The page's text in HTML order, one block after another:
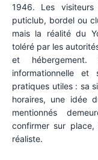
1946. Les
puticlub, bordel ou
mais la réalité du
toléré par les
et
informationnelle et
pratiques utiles : sa
horaires, une idée
mentionnés
confirmer sur
réaliste.